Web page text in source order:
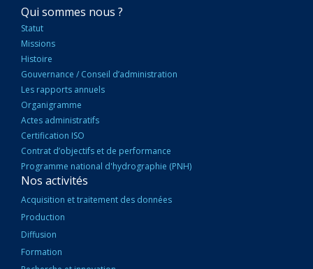
NAVIGATION
PRINCIPALE
Qui sommes nous ?
Statut
Missions
Histoire
Gouvernance / Conseil d’administration
Les rapports annuels
Organigramme
Actes administratifs
Certification ISO
Contrat d’objectifs et de performance
Programme national d'hydrographie (PNH)
Nos activités
Acquisition et traitement des données
Production
Diffusion
Formation